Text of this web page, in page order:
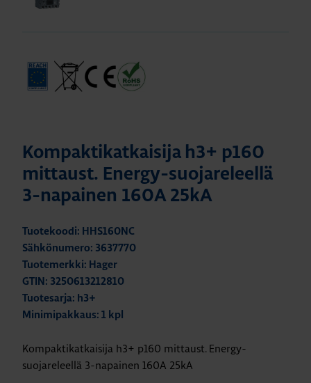
Kompaktikatkaisija h3+ p160
mittaust. Energy-suojareleellä
3-napainen 160A 25kA
Tuotekoodi: HHS160NC
Sähkönumero: 3637770
Tuotemerkki: Hager
GTIN: 3250613212810
Tuotesarja: h3+
Minimipakkaus: 1 kpl
Kompaktikatkaisija h3+ p160 mittaust. Energy-
suojareleellä 3-napainen 160A 25kA